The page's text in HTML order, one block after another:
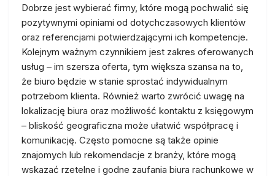
Dobrze jest wybierać firmy, które mogą pochwalić się
pozytywnymi opiniami od dotychczasowych klientów
oraz referencjami potwierdzającymi ich kompetencje.
Kolejnym ważnym czynnikiem jest zakres oferowanych
usług – im szersza oferta, tym większa szansa na to,
że biuro będzie w stanie sprostać indywidualnym
potrzebom klienta. Również warto zwrócić uwagę na
lokalizację biura oraz możliwość kontaktu z księgowym
– bliskość geograficzna może ułatwić współpracę i
komunikację. Często pomocne są także opinie
znajomych lub rekomendacje z branży, które mogą
wskazać rzetelne i godne zaufania biura rachunkowe w